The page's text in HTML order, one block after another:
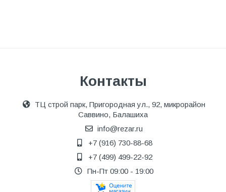
Контакты
ТЦ строй парк, Пригородная ул., 92, микрорайон
Саввино, Балашиха
info@rezar.ru
+7 (916) 730-88-68
+7 (499) 499-22-92
Пн-Пт 09:00 - 19:00